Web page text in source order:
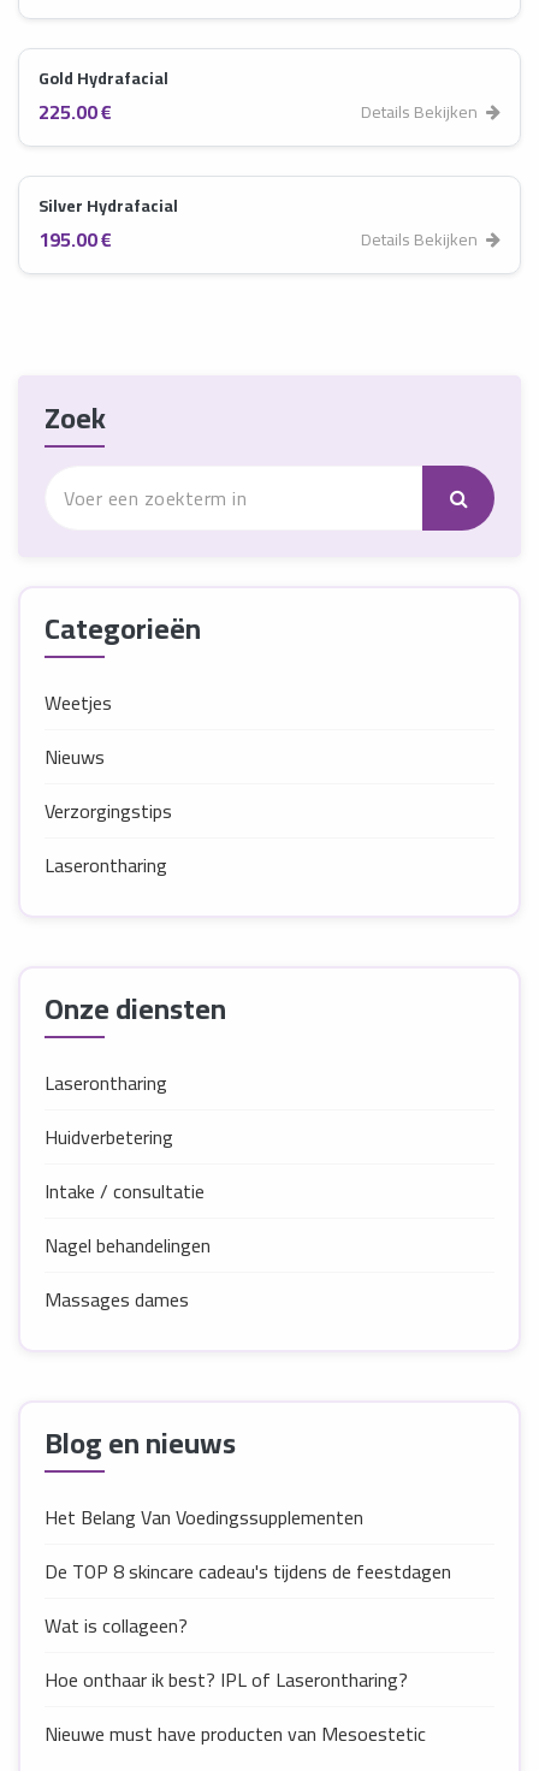
Gold Hydrafacial
225.00 € Details Bekijken
Silver Hydrafacial
195.00 € Details Bekijken
Zoek
Categorieën
Weetjes
Nieuws
Verzorgingstips
Laserontharing
Onze diensten
Laserontharing
Huidverbetering
Intake / consultatie
Nagel behandelingen
Massages dames
Blog en nieuws
Het Belang Van Voedingssupplementen
De TOP 8 skincare cadeau's tijdens de feestdagen
Wat is collageen?
Hoe onthaar ik best? IPL of Laserontharing?
Nieuwe must have producten van Mesoestetic